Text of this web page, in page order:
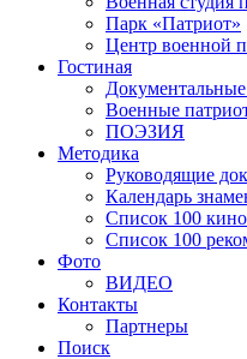
Парк «Патриот»
Центр военной
Гостиная
Военные
ПОЭЗИЯ
Методика
Руководящие
Календарь
Список 100
Список 100
Фото
ВИДЕО
Контакты
Партнеры
Поиск